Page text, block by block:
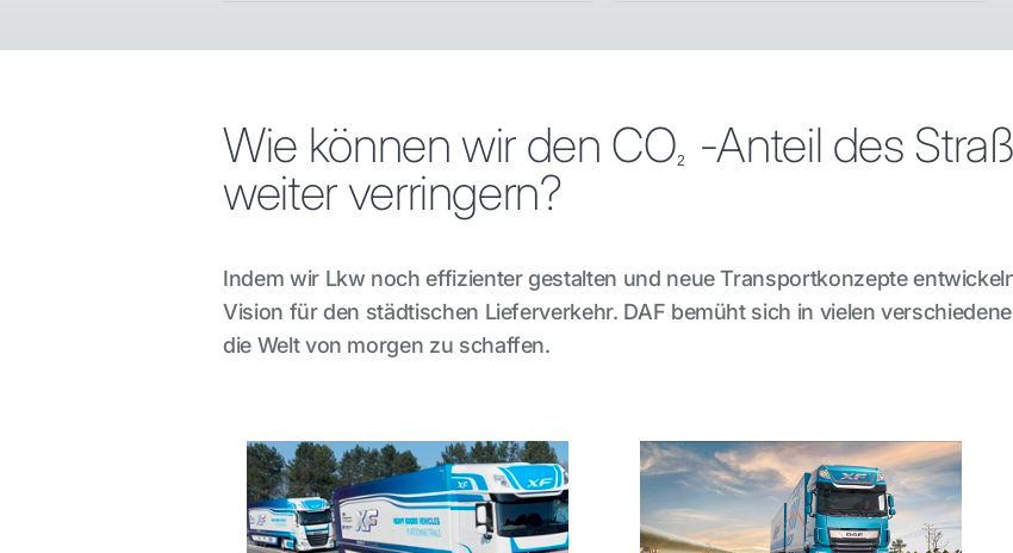
Wie können wir den CO2
-Anteil des
weiter verringern?
Indem wir Lkw noch effizienter gestalten und neue Transportkonzepte
Vision für den städtischen Lieferverkehr. DAF bemüht sich in vielen
die Welt von morgen zu schaffen.